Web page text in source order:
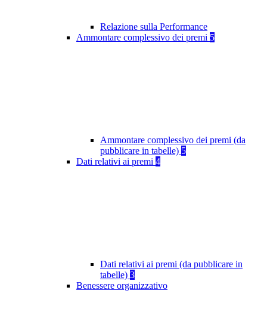
Relazione sulla Performance
Ammontare complessivo dei premi 5
Ammontare complessivo dei premi (da
pubblicare in tabelle) 5
Dati relativi ai premi 4
Dati relativi ai premi (da pubblicare in
tabelle) 3
Benessere organizzativo